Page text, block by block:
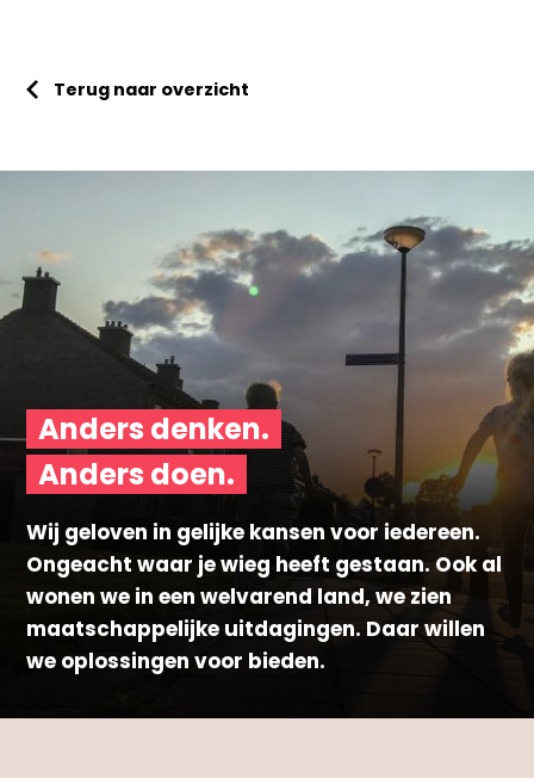
Terug naar overzicht
Wij geloven in gelijke kansen voor iedereen.
Ongeacht waar je wieg heeft gestaan. Ook al
wonen we in een welvarend land, we zien
maatschappelijke uitdagingen. Daar willen
we oplossingen voor bieden.
Anders denken.
Anders doen.